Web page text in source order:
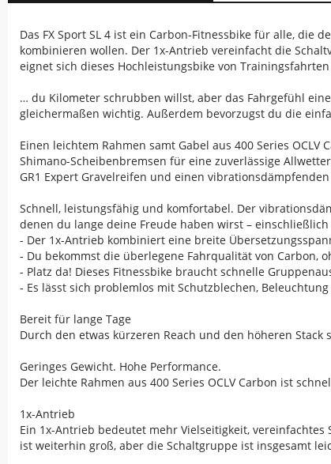
Das FX Sport SL 4 ist ein Carbon-Fitnessbike für alle, die
kombinieren wollen. Der 1x-Antrieb vereinfacht die
eignet sich dieses Hochleistungsbike von
… du Kilometer schrubben willst, aber das Fahrgefühl
gleichermaßen wichtig. Außerdem bevorzugst du die
Einen leichtem Rahmen samt Gabel aus 400 Series
Shimano-Scheibenbremsen für eine zuverlässige
GR1 Expert Gravelreifen und einen
Schnell, leistungsfähig und komfortabel. Der
denen du lange deine Freude haben wirst –
- Der 1x-Antrieb kombiniert eine breite
- Du bekommst die überlegene Fahrqualität von Carbon,
- Platz da! Dieses Fitnessbike braucht schnelle
- Es lässt sich problemlos mit Schutzblechen,
Bereit für lange Tage
Durch den etwas kürzeren Reach und den höheren
Geringes Gewicht. Hohe Performance.
Der leichte Rahmen aus 400 Series OCLV Carbon ist
1x-Antrieb
Ein 1x-Antrieb bedeutet mehr Vielseitigkeit,
ist weiterhin groß, aber die Schaltgruppe ist insgesamt